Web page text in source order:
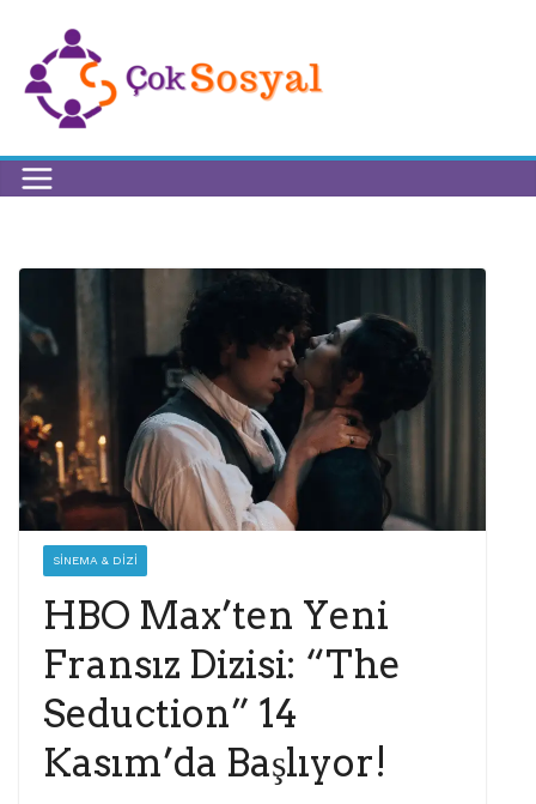
SINEMA & DIZI
HBO Max’ten Yeni
Fransız Dizisi: “The
Seduction” 14
Kasım’da Başlıyor!